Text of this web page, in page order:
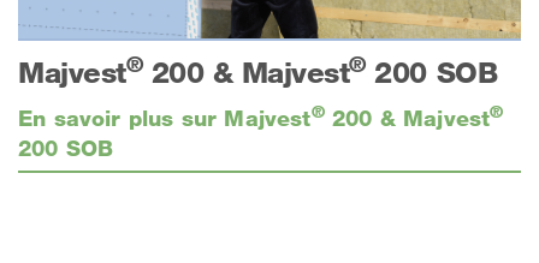
Majvest®200 & Majvest®200 SOB
En savoir plus sur Majvest®200 & Majvest®
200 SOB